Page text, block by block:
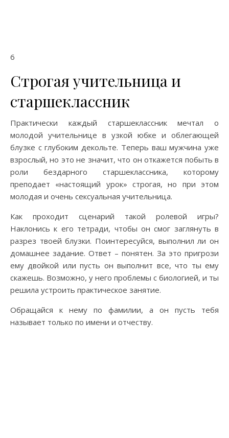
6
Строгая учительница и
старшеклассник
Практически каждый старшеклассник мечтал о
молодой учительнице в узкой юбке и облегающей
блузке с глубоким декольте. Теперь ваш мужчина уже
взрослый, но это не значит, что он откажется побыть в
роли бездарного старшеклассника, которому
преподает «настоящий урок» строгая, но при этом
молодая и очень сексуальная учительница.
Как проходит сценарий такой ролевой игры?
Наклонись к его тетради, чтобы он смог заглянуть в
разрез твоей блузки. Поинтересуйся, выполнил ли он
домашнее задание. Ответ – понятен. За это пригрози
ему двойкой или пусть он выполнит все, что ты ему
скажешь. Возможно, у него проблемы с биологией, и ты
решила устроить практическое занятие.
Обращайся к нему по фамилии, а он пусть тебя
называет только по имени и отчеству.